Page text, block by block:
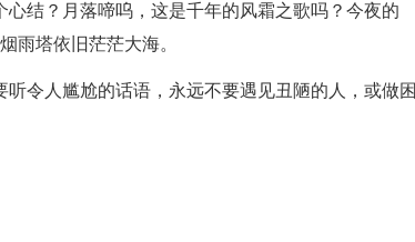
结？月落啼呜，这是千年的风霜之歌吗？今夜的
雨塔依旧茫茫大海。
人尴尬的话语，永远不要遇见丑陋的人，或做困